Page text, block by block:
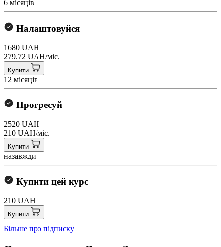
6 місяців
Налаштовуйся
1680 UAH
279.72 UAH/міс.
Купити
12 місяців
Прогресуй
2520 UAH
210 UAH/міс.
Купити
назавжди
Купити цей курс
210 UAH
Купити
Більше про підписку